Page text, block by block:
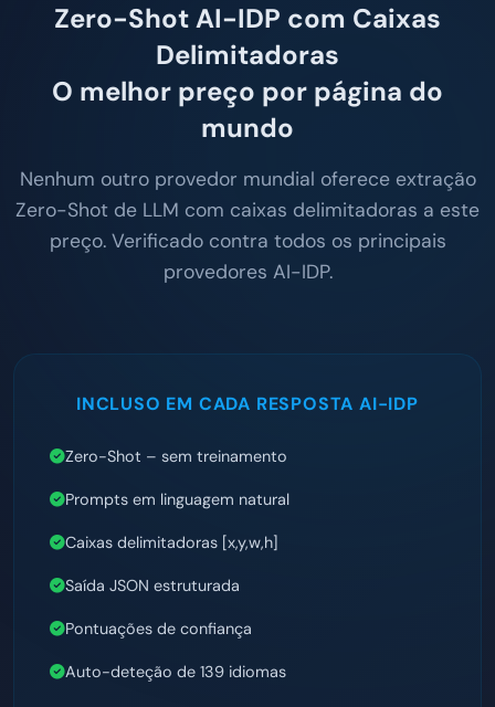
Zero-Shot AI-IDP com Caixas
Delimitadoras
O melhor preço por página do
mundo
Nenhum outro provedor mundial oferece extração
Zero-Shot de LLM com caixas delimitadoras a este
preço. Verificado contra todos os principais
provedores AI-IDP.
INCLUSO EM CADA RESPOSTA AI-IDP
Zero-Shot – sem treinamento
Prompts em linguagem natural
Caixas delimitadoras [x,y,w,h]
Saída JSON estruturada
Pontuações de confiança
Auto-deteção de 139 idiomas